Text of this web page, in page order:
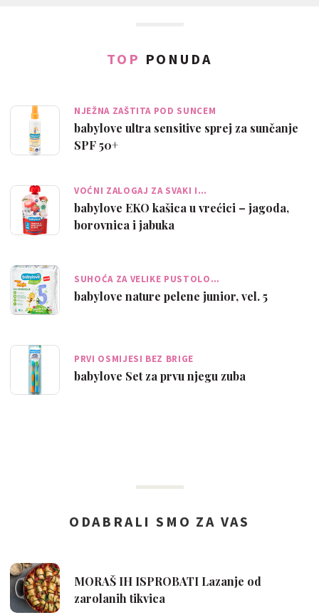
TOP PONUDA
NJEŽNA ZAŠTITA POD SUNCEM
babylove ultra sensitive sprej za sunčanje
SPF 50+
VOĆNI ZALOGAJ ZA SVAKI I…
babylove EKO kašica u vrećici – jagoda,
borovnica i jabuka
SUHOĆA ZA VELIKE PUSTOLO…
babylove nature pelene junior, vel. 5
PRVI OSMIJESI BEZ BRIGE
babylove Set za prvu njegu zuba